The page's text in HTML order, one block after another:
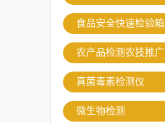
食品安全快速检验箱
农产品检测农技推广
真菌毒素检测仪
微生物检测